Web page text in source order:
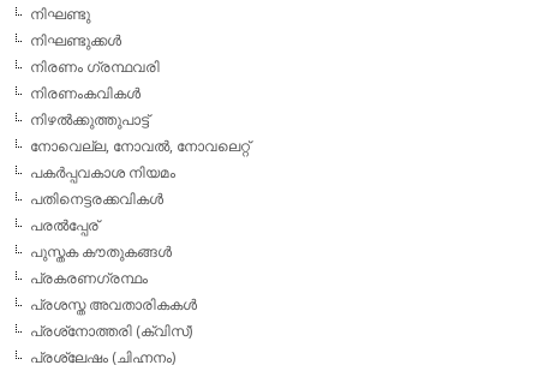
നിഘണ്ടു
നിഘണ്ടുക്കള്‍
നിരണം ഗ്രന്ഥവരി
നിരണംകവികള്‍
നിഴല്‍ക്കുത്തുപാട്ട്
നോവെല്ല, നോവല്‍, നോവലെറ്റ്
പകര്‍പ്പവകാശ നിയമം
പതിനെട്ടരക്കവികള്‍
പരല്‍പ്പേര്
പുസ്തക കൗതുകങ്ങള്‍
പ്രകരണഗ്രന്ഥം
പ്രശസ്ത അവതാരികകള്‍
പ്രശ്‌നോത്തരി (ക്വിസ്)
പ്രശ്ലേഷം (ചിഹ്നനം)